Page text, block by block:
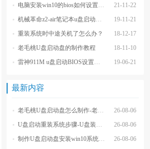
21-11-22
电脑安装win10的bios如何设置u盘图文教程
19-11-21
机械革命z2-air笔记本u盘启动BIOS设置教程
18-12-17
重装系统时中途关机了怎么办？
18-11-10
老毛桃U盘启动盘的制作教程
19-06-21
雷神911M u盘启动BIOS设置教程
最新内容
26-08-06
老毛桃U盘启动盘怎么制作-老毛桃winpeU盘启动盘制作步骤
26-08-06
U盘启动重装系统步骤-U盘装系统步骤操作
26-08-06
制作U盘启动盘安装win10系统步骤-制作U盘启动盘安装win10系统步骤